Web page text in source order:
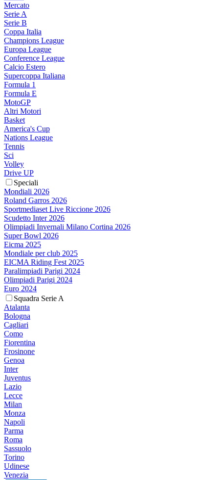
Mercato
Serie A
Serie B
Coppa Italia
Champions League
Europa League
Conference League
Calcio Estero
Supercoppa Italiana
Formula 1
Formula E
MotoGP
Altri Motori
Basket
America's Cup
Nations League
Tennis
Sci
Volley
Drive UP
Speciali
Mondiali 2026
Roland Garros 2026
Sportmediaset Live Riccione 2026
Scudetto Inter 2026
Olimpiadi Invernali Milano Cortina 2026
Super Bowl 2026
Eicma 2025
Mondiale per club 2025
EICMA Riding Fest 2025
Paralimpiadi Parigi 2024
Olimpiadi Parigi 2024
Euro 2024
Squadra Serie A
Atalanta
Bologna
Cagliari
Como
Fiorentina
Frosinone
Genoa
Inter
Juventus
Lazio
Lecce
Milan
Monza
Napoli
Parma
Roma
Sassuolo
Torino
Udinese
Venezia